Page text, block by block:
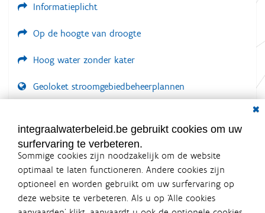
Informatieplicht
Op de hoogte van droogte
Hoog water zonder kater
Geoloket stroomgebiedbeheerplannen
LOGIN VEREIST
integraalwaterbeleid.be gebruikt cookies om uw
surfervaring te verbeteren.
Sommige cookies zijn noodzakelijk om de website
optimaal te laten functioneren. Andere cookies zijn
optioneel en worden gebruikt om uw surfervaring op
deze website te verbeteren. Als u op ‘Alle cookies
Integraalwaterbeleid.be is een
officiële website van de Vlaamse